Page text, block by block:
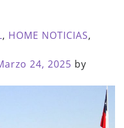
, HOME NOTICIAS,
24, 2025 by